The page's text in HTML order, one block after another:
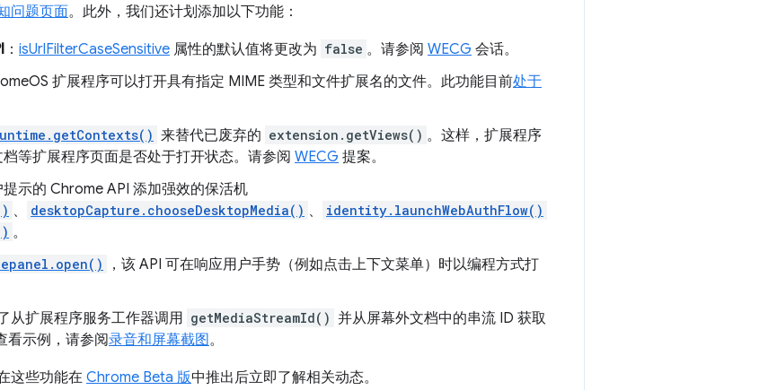
问题页面。此外，我们还计划添加以下功能：
： isUrlFilterCaseSensitive 属性的默认值将更改为 false 。请参阅 WECG 会话。
扩展程序可以打开具有指定 MIME 类型和文件扩展名的文件。此功能目前处于
来替代已废弃的 extension.getViews() 。这样，扩展程序
等扩展程序页面是否处于打开状态。请参阅 WECG 提案。
示的 Chrome API 添加强效的保活机
、 desktopCapture.chooseDesktopMedia() 、 identity.launchWebAuthFlow()
。
，该 API 可在响应用户手势（例如点击上下文菜单）时以编程方式打
从扩展程序服务工作器调用 getMediaStreamId() 并从屏幕外文档中的串流 ID 获取
看示例，请参阅录音和屏幕截图。
这些功能在 Chrome Beta 版中推出后立即了解相关动态。